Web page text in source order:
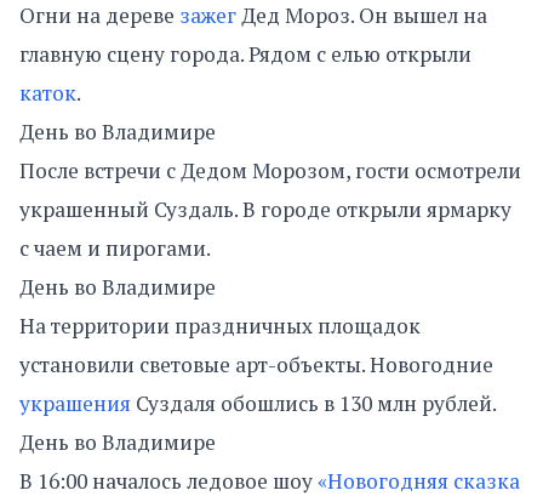
Огни на дереве зажегДед Мороз. Он вышел на
главную сцену города. Рядом с елью открыли
каток.
День во Владимире
После встречи с Дедом Морозом, гости осмотрели
украшенный Суздаль. В городе открыли ярмарку
с чаем и пирогами.
День во Владимире
На территории праздничных площадок
установили световые арт-объекты. Новогодние
украшения Суздаля обошлись в 130 млн рублей.
День во Владимире
В 16:00 началось ледовое шоу«Новогодняя сказка